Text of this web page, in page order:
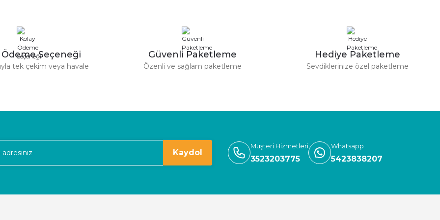
Gönder
Ödeme Seçeneği
tek çekim veya havale
Güvenli Paketleme
Özenli ve sağlam paketleme
Hediye Paketleme
Sevdiklerinize özel paketleme
Kaydol
Müşteri Hizmetleri
3523203775
Whatsapp
5423838207